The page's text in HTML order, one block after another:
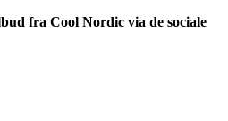
fra Cool Nordic via de sociale